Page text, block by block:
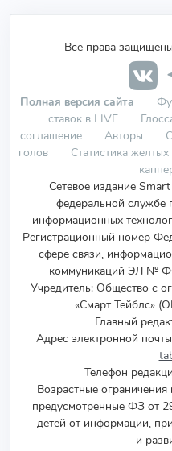
Все права
Полная версия сайта
ставок в LIVE
соглашение
Авторы
голов
Статистика желтых
Сетевое издание
федеральной службе
информационных
Регистрационный номер
сфере связи,
коммуникаций ЭЛ №
Учредитель: Общество с
«Смарт Тейблс»
Главный
Адрес электронной
Телефон
Возрастные
предусмотренные ФЗ от
детей от информации,
и